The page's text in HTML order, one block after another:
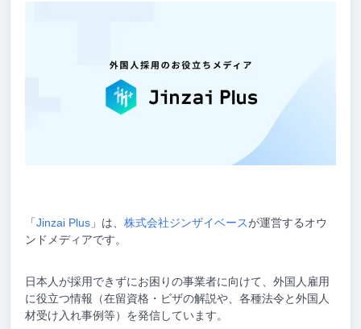
「Jinzai Plus」は、 株式会社ジンザイベースが運営するオウ
ンドメディアです。
日本人が採用できずにお困りの事業者に向けて、外国人雇用
に役立つ情報（在留資格・ビザの解説や、各種法令と外国人
材受け入れ事例等）を発信しています。